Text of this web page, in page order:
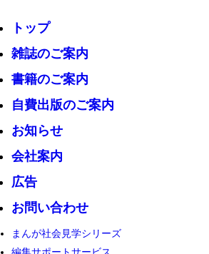
トップ
雑誌のご案内
書籍のご案内
自費出版のご案内
お知らせ
会社案内
広告
お問い合わせ
まんが社会見学シリーズ